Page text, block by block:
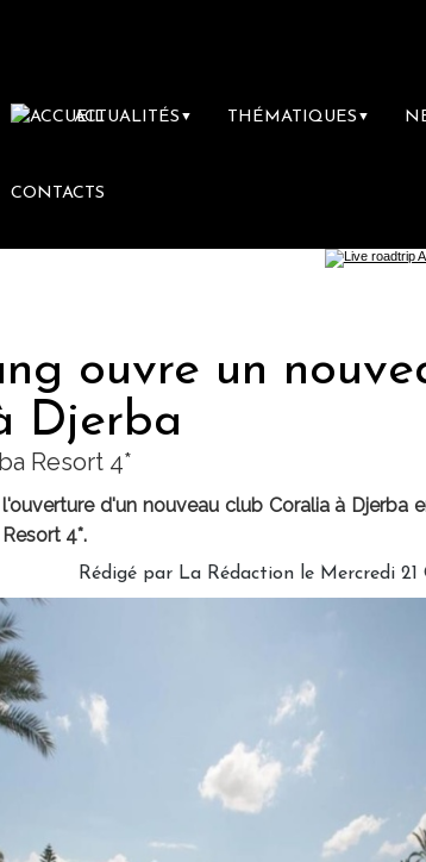
ACTUALITÉS ▼ THÉMATIQUES ▼
CONTACTS
ouvre un
Djerba
Resort 4*
d'un nouveau club Coralia à Djerba
4*.
Rédigé par La Rédaction le Mercredi